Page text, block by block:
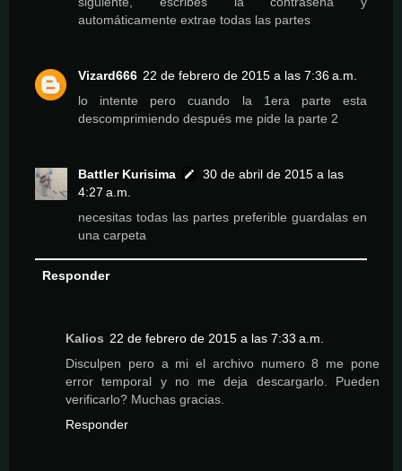
automáticamente extrae todas las partes
Vizard666 22 de febrero de 2015 a las 7:36 a.m.
lo intente pero cuando la 1era parte esta
descomprimiendo después me pide la parte 2
Battler Kurisima
30 de abril de 2015 a las
4:27 a.m.
necesitas todas las partes preferible guardalas en
una carpeta
Responder
Kalios 22 de febrero de 2015 a las 7:33 a.m.
Disculpen pero a mi el archivo numero 8 me pone
error temporal y no me deja descargarlo. Pueden
verificarlo? Muchas gracias.
Responder